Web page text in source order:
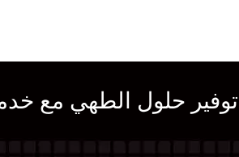
توفير حلول الطهي مع